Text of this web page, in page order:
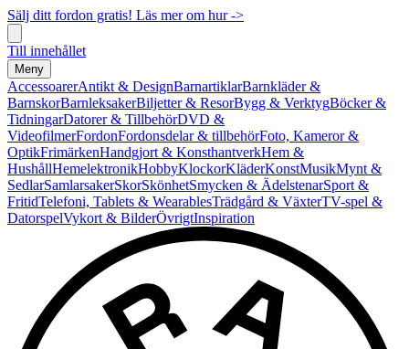
Sälj ditt fordon gratis! Läs mer om hur ->
Till innehållet
Meny
AccessoarerAntikt & DesignBarnartiklarBarnkläder &
BarnskorBarnleksakerBiljetter & ResorBygg & VerktygBöcker &
TidningarDatorer & TillbehörDVD &
VideofilmerFordonFordonsdelar & tillbehörFoto, Kameror &
OptikFrimärkenHandgjort & KonsthantverkHem &
HushållHemelektronikHobbyKlockorKläderKonstMusikMynt &
SedlarSamlarsakerSkorSkönhetSmycken & ÄdelstenarSport &
FritidTelefoni, Tablets & WearablesTrädgård & VäxterTV-spel &
DatorspelVykort & BilderÖvrigtInspiration